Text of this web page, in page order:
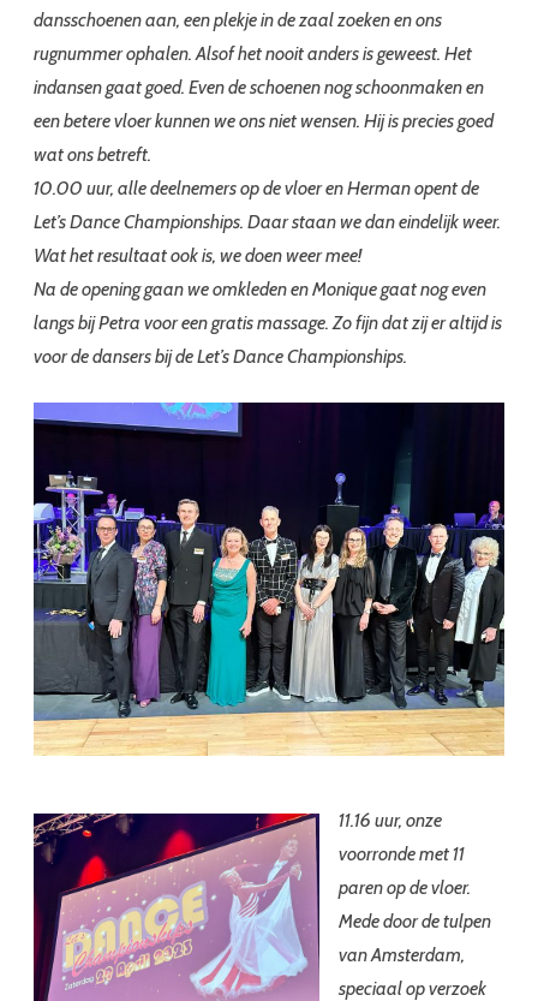
dansschoenen aan, een plekje in de zaal zoeken en ons
rugnummer ophalen. Alsof het nooit anders is geweest. Het
indansen gaat goed. Even de schoenen nog schoonmaken en
een betere vloer kunnen we ons niet wensen. Hij is precies goed
wat ons betreft.
10.00 uur, alle deelnemers op de vloer en Herman opent de
Let’s Dance Championships. Daar staan we dan eindelijk weer.
Wat het resultaat ook is, we doen weer mee!
Na de opening gaan we omkleden en Monique gaat nog even
langs bij Petra voor een gratis massage. Zo fijn dat zij er altijd is
voor de dansers bij de Let’s Dance Championships.
11.16 uur, onze
voorronde met 11
paren op de vloer.
Mede door de tulpen
van Amsterdam,
speciaal op verzoek